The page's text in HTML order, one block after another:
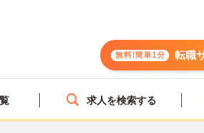
無料!簡単1分 転職
求人を検索する